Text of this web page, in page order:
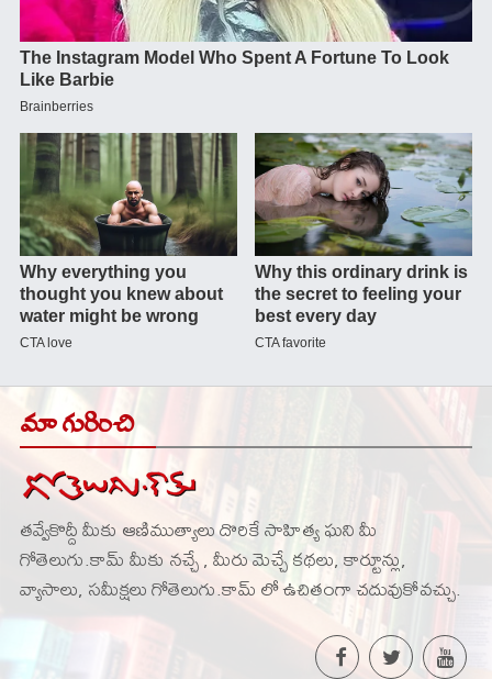
మా గురించి
తవ్వేకొద్దీ మీకు ఆణిముత్యాలు దొరికే సాహిత్య ఘని మీ
గోతెలుగు.కామ్ మీకు నచ్చే , మీరు మెచ్చే కథలు, కార్టూన్లు,
వ్యాసాలు, సమీక్షలు గోతెలుగు.కామ్ లో ఉచితంగా చదువుకోవచ్చు.